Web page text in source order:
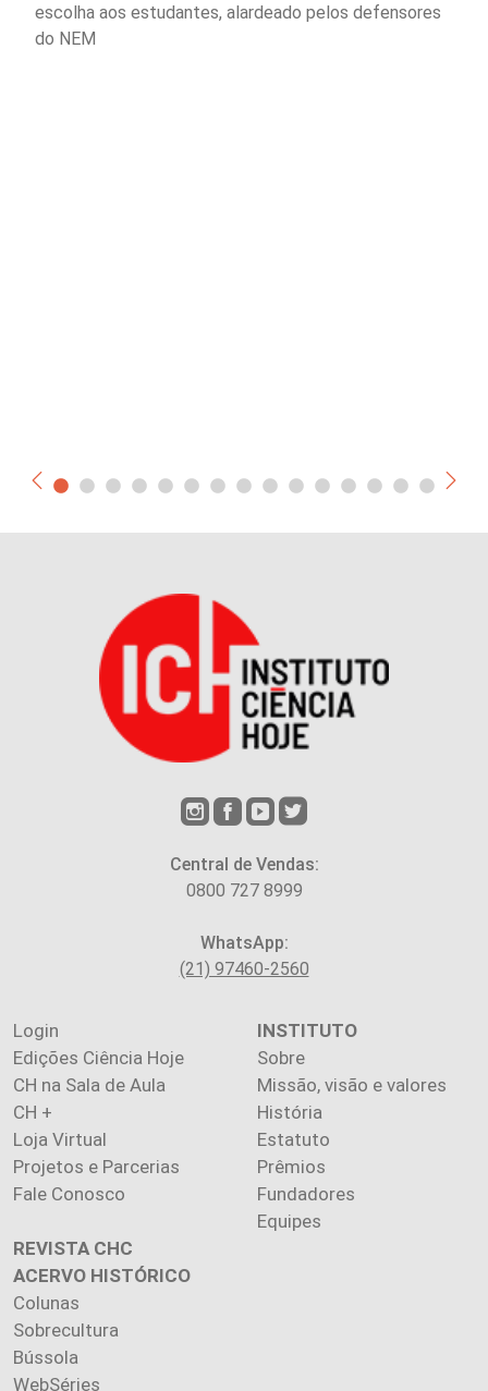
escolha aos estudantes, alardeado pelos defensores
do NEM
Central de Vendas:
0800 727 8999
WhatsApp:
(21) 97460-2560
Login
Edições Ciência Hoje
CH na Sala de Aula
CH +
Loja Virtual
Projetos e Parcerias
Fale Conosco
INSTITUTO
Sobre
Missão, visão e valores
História
Estatuto
Prêmios
Fundadores
Equipes
REVISTA CHC
ACERVO HISTÓRICO
Colunas
Sobrecultura
Bússola
WebSéries